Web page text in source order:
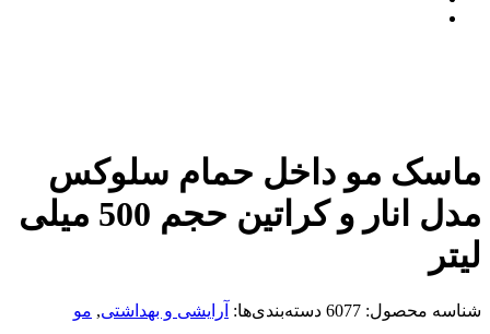
ماسک مو داخل حمام سلوکس
مدل انار و کراتین حجم 500 میلی
لیتر
شناسه محصول: 6077 دسته‌بندی‌ها: آرایشی و بهداشتی, مو